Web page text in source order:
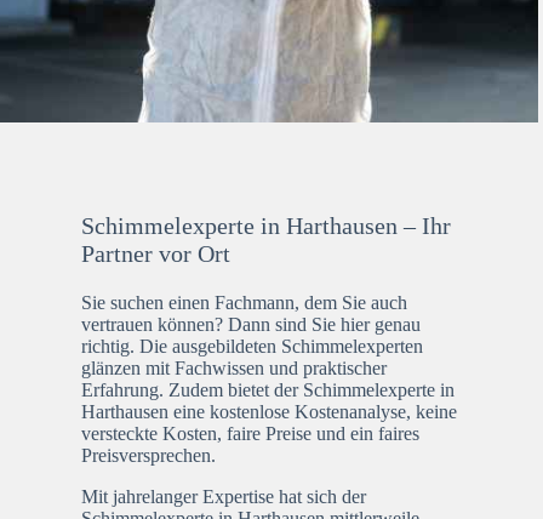
Schimmelexperte in Harthausen – Ihr
Partner vor Ort
Sie suchen einen Fachmann, dem Sie auch
vertrauen können? Dann sind Sie hier genau
richtig. Die ausgebildeten Schimmelexperten
glänzen mit Fachwissen und praktischer
Erfahrung. Zudem bietet der Schimmelexperte in
Harthausen eine kostenlose Kostenanalyse, keine
versteckte Kosten, faire Preise und ein faires
Preisversprechen.
Mit jahrelanger Expertise hat sich der